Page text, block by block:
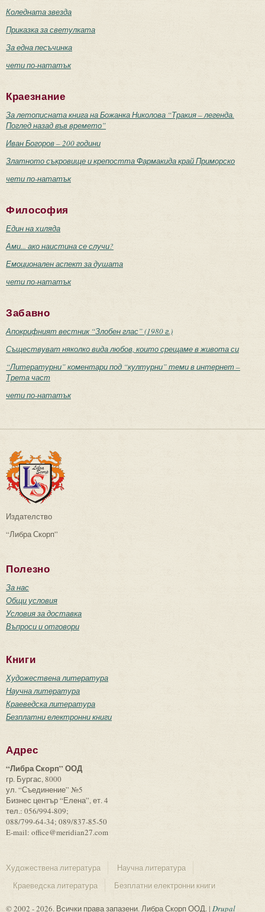
Коледната звезда
Приказка за светулката
За една песъчинка
чети по-нататък
Краезнание
За летописната книга на Божанка Николова “Тракия – легенда.
Поглед назад във времето”
Иван Богоров – 200 години
Златното съкровище и крепостта Фармакида край Приморско
чети по-нататък
Философия
Един на хиляда
Ами... ако наистина се случи?
Емоционален аспект за душата
чети по-нататък
Забавно
Апокрифният вестник “Злобен глас” (1980 г.)
Съществуват няколко вида любов, които срещаме в живота си
“Литературни” коментари под “културни” теми в интернет –
Трета част
чети по-нататък
Издателство
“Либра Скорп”
Полезно
За нас
Общи условия
Условия за доставка
Въпроси и отговори
Книги
Художествена литература
Научна литература
Краеведска литература
Безплатни електронни книги
Адрес
“Либра Скорп” ООД
гр. Бургас, 8000
ул. “Съединение” №5
Бизнес център “Елена”, ет. 4
тел.: 056/994-809;
088/799-64-34; 089/837-85-50
E-mail: office@meridian27.com
Художествена литература
Научна литература
Краеведска литература
Безплатни електронни книги
© 2002 - 2026. Всички права запазени. Либра Скорп ООД. | Drupal